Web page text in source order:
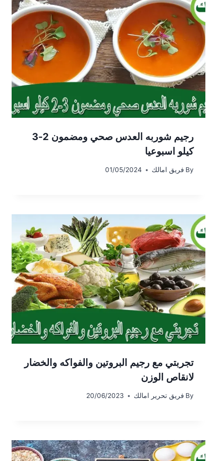
رجيم شوربه العدس صحي ومضمون 2-3
كيلو اسبوعيا
By فريق امالك 01/05/2024
تجربتي مع رجيم البروتين والفواكه والخضار
لانقاص الوزن
By فريق تحرير امالك 20/06/2023